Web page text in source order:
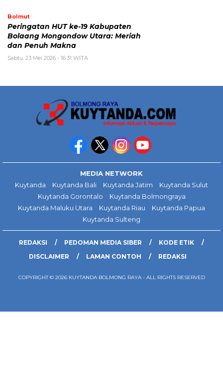
Bolmut
Peringatan HUT ke-19 Kabupaten
Bolaang Mongondow Utara: Meriah
dan Penuh Makna
Sabtu, 23 Mei 2026 - 16:31 WITA
MEDIA NETWORK
Kuytanda
Kuytanda Bali Kuytanda Jatim
Kuytanda Sulut
Kuytanda Gorontalo
Kuytanda Bolmongraya
Kuytanda Maluku Utara
Kuytanda Riau
Kuytanda Papua
Kuytanda Sulteng
REDAKSI PEDOMAN MEDIA SIBER
KODE ETIK
DISCLAIMER
LAMAN CONTOH REDAKSI
COPYRIGHT © 2026 KUYTANDA BOLMONG RAYA - ALL RIGHTS RESERVED